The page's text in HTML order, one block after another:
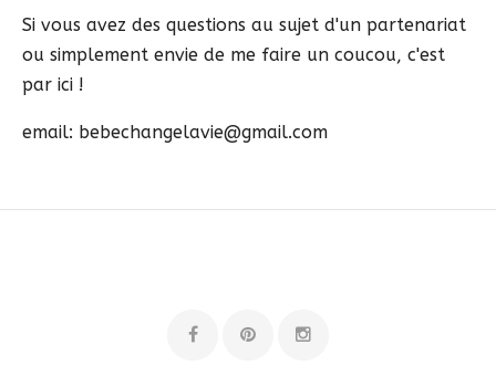
Si vous avez des questions au sujet d'un partenariat
ou simplement envie de me faire un coucou, c'est
par ici !
email: bebechangelavie@gmail.com